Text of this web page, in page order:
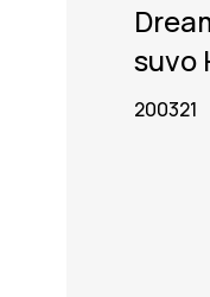
suvo
200321